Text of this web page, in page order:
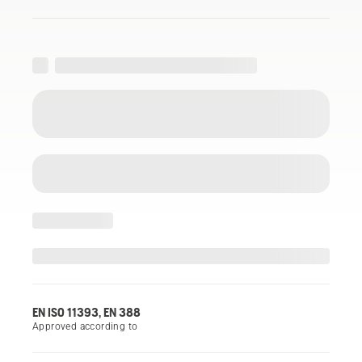
EN ISO 11393, EN 388
Approved according to